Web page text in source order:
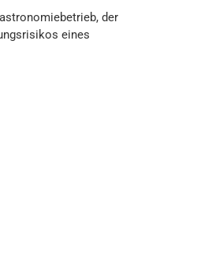
der
eines